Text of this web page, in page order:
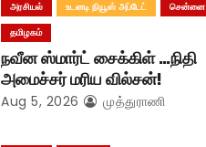
அரசியல் உடனடி நியூஸ் அப்டேட்
சென்னை
தமிழகம்
நவீன ஸ்மார்ட் சைக்கிள் …நிதி
அமைச்சர் மரிய வில்சன்!
Aug 5, 2026 முத்துராணி